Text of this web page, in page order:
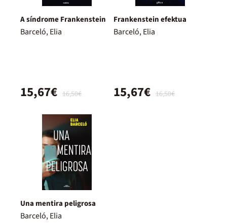
A síndrome Frankenstein
Barceló, Elia
16,50€
15,67€
Frankenstein efektua
Barceló, Elia
16,50€
15,67€
Una mentira peligrosa
Barceló, Elia